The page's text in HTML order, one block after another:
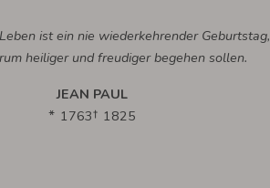
ist ein nie wiederkehrender Geburtstag,
heiliger und freudiger begehen sollen.
JEAN PAUL
1763
1825